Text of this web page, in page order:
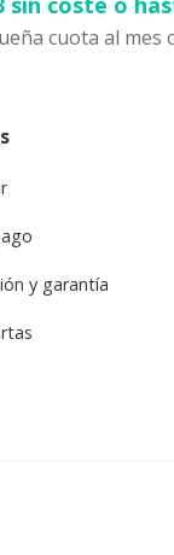
cuota al mes
y garantía